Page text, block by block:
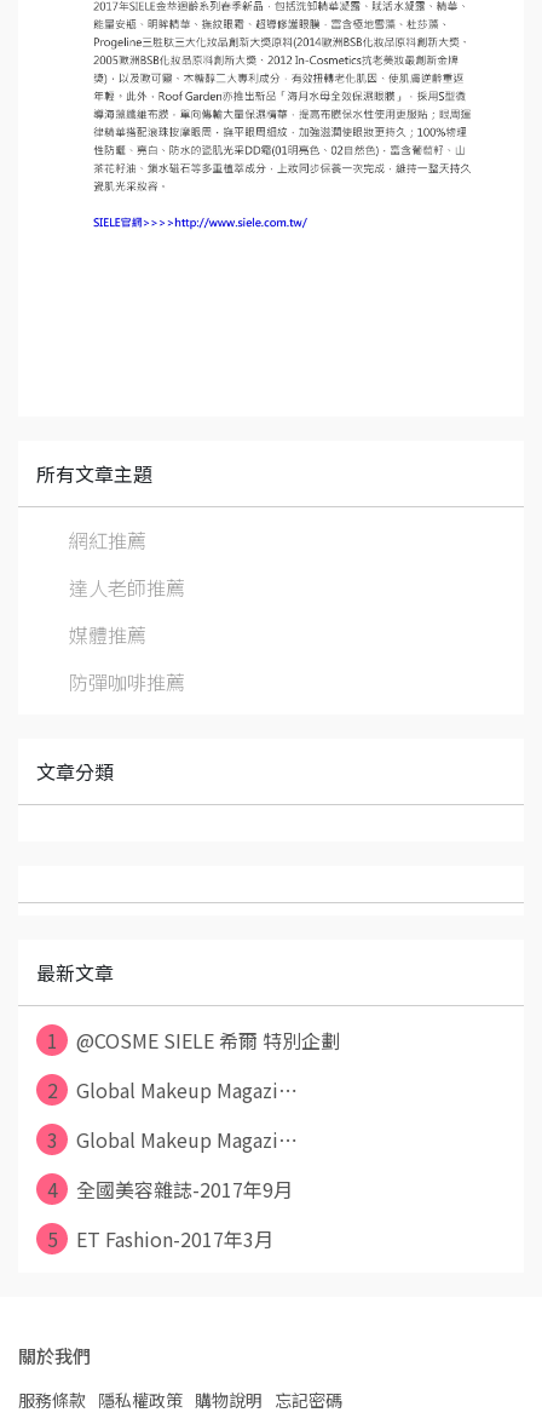
所有文章主題
網紅推薦
達人老師推薦
媒體推薦
防彈咖啡推薦
文章分類
最新文章
1
@COSME SIELE 希爾 特別企劃
2
Global Makeup Magazi⋯
3
Global Makeup Magazi⋯
4
全國美容雜誌-2017年9月
5
ET Fashion-2017年3月
關於我們
服務條款 隱私權政策 購物說明 忘記密碼